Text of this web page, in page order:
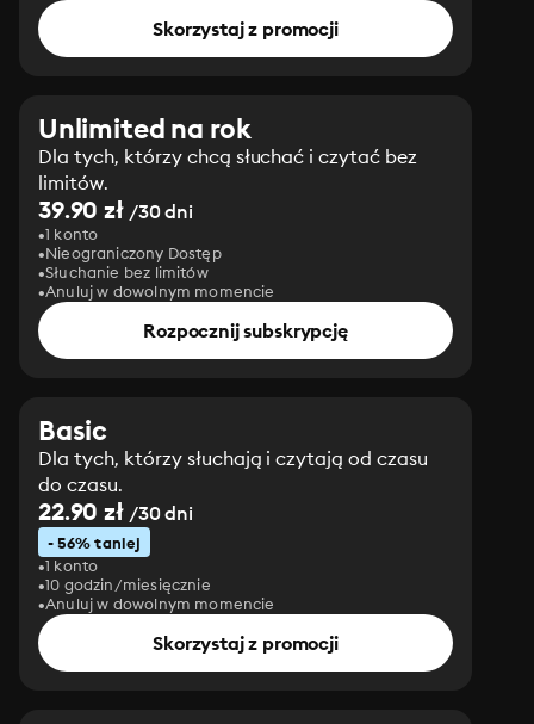
Skorzystaj z promocji
Unlimited na rok
Dla tych, którzy chcą słuchać i czytać bez
limitów.
39.90 zł/30 dni
1 konto
Nieograniczony Dostęp
Słuchanie bez limitów
Anuluj w dowolnym momencie
Rozpocznij subskrypcję
Basic
Dla tych, którzy słuchają i czytają od czasu
do czasu.
22.90 zł/30 dni
- 56% taniej
1 konto
10 godzin/miesięcznie
Anuluj w dowolnym momencie
Skorzystaj z promocji